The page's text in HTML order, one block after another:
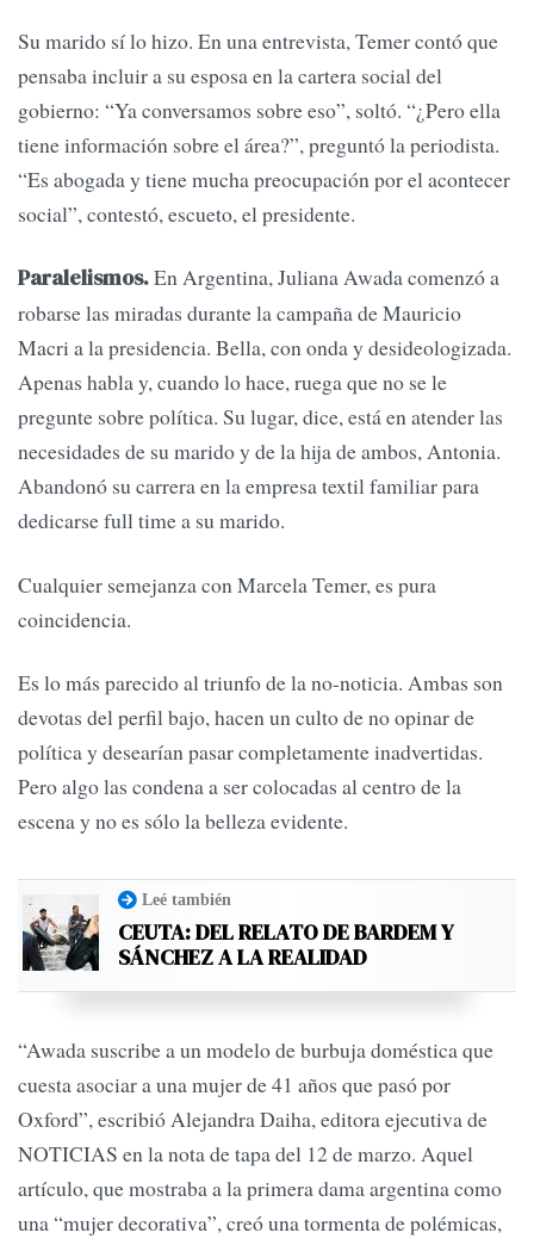
Su marido sí lo hizo. En una entrevista, Temer contó que
pensaba incluir a su esposa en la cartera social del
gobierno: “Ya conversamos sobre eso”, soltó. “¿Pero ella
tiene información sobre el área?”, preguntó la periodista.
“Es abogada y tiene mucha preocupación por el acontecer
social”, contestó, escueto, el presidente.
Paralelismos.En Argentina, Juliana Awada comenzó a
robarse las miradas durante la campaña de Mauricio
Macri a la presidencia. Bella, con onda y desideologizada.
Apenas habla y, cuando lo hace, ruega que no se le
pregunte sobre política. Su lugar, dice, está en atender las
necesidades de su marido y de la hija de ambos, Antonia.
Abandonó su carrera en la empresa textil familiar para
dedicarse full time a su marido.
Cualquier semejanza con Marcela Temer, es pura
coincidencia.
Es lo más parecido al triunfo de la no-noticia. Ambas son
devotas del perfil bajo, hacen un culto de no opinar de
política y desearían pasar completamente inadvertidas.
Pero algo las condena a ser colocadas al centro de la
escena y no es sólo la belleza evidente.
Leé también
CEUTA: DEL RELATO DE BARDEM Y
SÁNCHEZ A LA REALIDAD
“Awada suscribe a un modelo de burbuja doméstica que
cuesta asociar a una mujer de 41 años que pasó por
Oxford”, escribió Alejandra Daiha, editora ejecutiva de
NOTICIAS en la nota de tapa del 12 de marzo. Aquel
artículo, que mostraba a la primera dama argentina como
una “mujer decorativa”, creó una tormenta de polémicas,